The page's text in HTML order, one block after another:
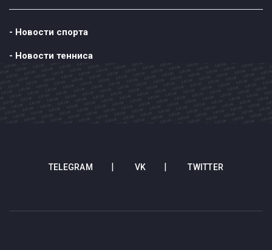
- Новости спорта
- Новости тенниса
TELEGRAM VK TWITTER